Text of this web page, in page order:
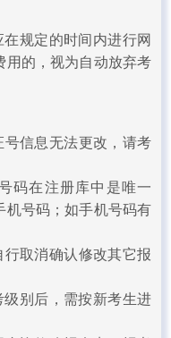
规定的时间内进行网
的，视为自动放弃考
信息无法更改，请考
码在注册库中是唯一
机号码；如手机号码有
取消确认修改其它报
别后，需按新考生进